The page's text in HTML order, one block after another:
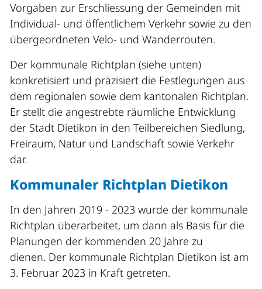
Vorgaben zur Erschliessung der Gemeinden mit
Individual- und öffentlichem Verkehr sowie zu den
übergeordneten Velo- und Wanderrouten.
Der kommunale Richtplan (siehe unten)
konkretisiert und präzisiert die Festlegungen aus
dem regionalen sowie dem kantonalen Richtplan.
Er stellt die angestrebte räumliche Entwicklung
der Stadt Dietikon in den Teilbereichen Siedlung,
Freiraum, Natur und Landschaft sowie Verkehr
dar.
Kommunaler Richtplan Dietikon
In den Jahren 2019 - 2023 wurde der kommunale
Richtplan überarbeitet, um dann als Basis für die
Planungen der kommenden 20 Jahre zu
dienen. Der kommunale Richtplan Dietikon ist am
3. Februar 2023 in Kraft getreten.